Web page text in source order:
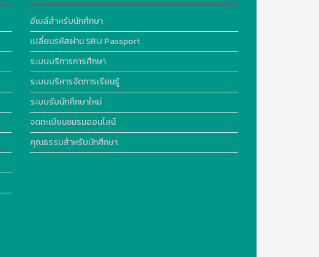
อีเมล์สำหรับนักศึกษา
เปลี่ยนรหัสผ่าน SRU Passport
ระบบบริการการศึกษา
ระบบบริหารจัดการเรียนรู้
ระบบรับนักศึกษาใหม่
จดทะเบียนชมรมออนไลน์
คุณธรรมสำหรับนักศึกษา